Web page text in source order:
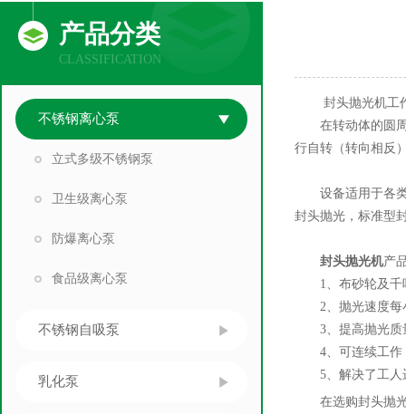
产品分类
CLASSIFICATION
不锈钢离心泵
立式多级不锈钢泵
卫生级离心泵
防爆离心泵
食品级离心泵
不锈钢自吸泵
乳化泵
封头抛光机工
在转动体的圆周
行自转（转向相反
设备适用于各类
封头抛光，标准型
封头抛光机产
1、布砂轮及千
2、抛光速度每
3、提高抛光质量
4、可连续工作，
5、解决了工人进
在选购封头抛光